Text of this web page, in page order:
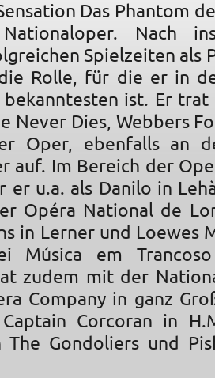
Das Phantom
Nationaloper. Nach
Spielzeiten als
Rolle, für die er in
bekanntesten ist. Er trat
Never Dies, Webbers
Oper, ebenfalls an
auf. Im Bereich der
er u.a. als Danilo in
Opéra National de
in Lerner und Loewes
Música em
zudem mit der
Company in ganz
Corcoran in
The Gondoliers und